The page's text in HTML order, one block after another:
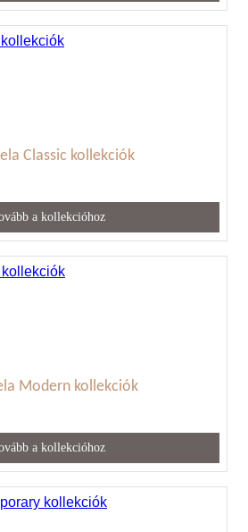
Classic kollekciók
a kollekcióhoz
Modern kollekciók
a kollekcióhoz